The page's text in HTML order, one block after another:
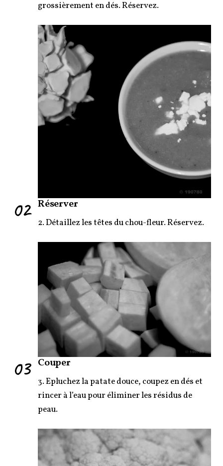
grossièrement en dés. Réservez.
02 Réserver
2. Détaillez les têtes du chou-fleur. Réservez.
03 Couper
3. Epluchez la patate douce, coupez en dés et
rincer à l’eau pour éliminer les résidus de
peau.